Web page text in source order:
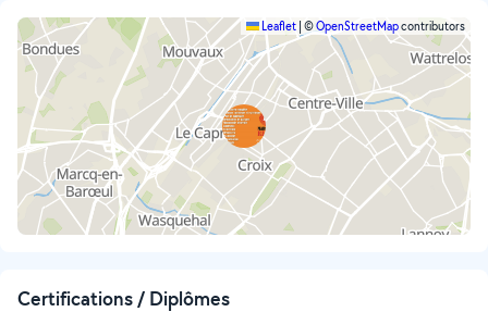
Leaflet ©OpenStreetMapcontributors
Certifications / Diplômes